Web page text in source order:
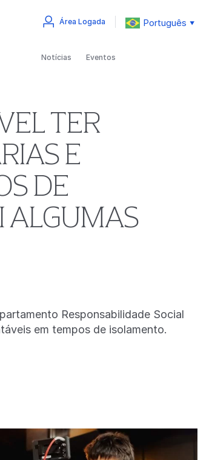
Área Logada Português ▼
Notícias Eventos
TER
E
DE
ALGUMAS
Responsabilidade Social
em tempos de isolamento.